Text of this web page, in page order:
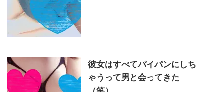
彼女はすべてパイパンにしち
ゃうって男と会ってきた